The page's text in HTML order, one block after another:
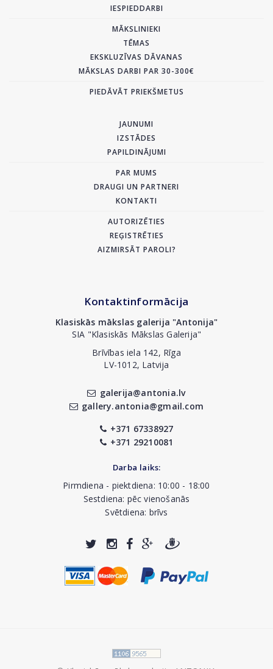
IESPIEDDARBI
MĀKSLINIEKI
TĒMAS
EKSKLUZĪVAS DĀVANAS
MĀKSLAS DARBI PAR 30-300€
PIEDĀVĀT PRIEKŠMETUS
JAUNUMI
IZSTĀDES
PAPILDINĀJUMI
PAR MUMS
DRAUGI UN PARTNERI
KONTAKTI
AUTORIZĒTIES
REĢISTRĒTIES
AIZMIRSĀT PAROLI?
Kontaktinformācija
Klasiskās mākslas galerija "Antonija"
SIA "Klasiskās Mākslas Galerija"
Brīvības iela 142, Rīga
LV-1012, Latvija
galerija@antonia.lv
gallery.antonia@gmail.com
+371 67338927
+371 29210081
Darba laiks:
Pirmdiena - piektdiena: 10:00 - 18:00
Sestdiena: pēc vienošanās
Svētdiena: brīvs